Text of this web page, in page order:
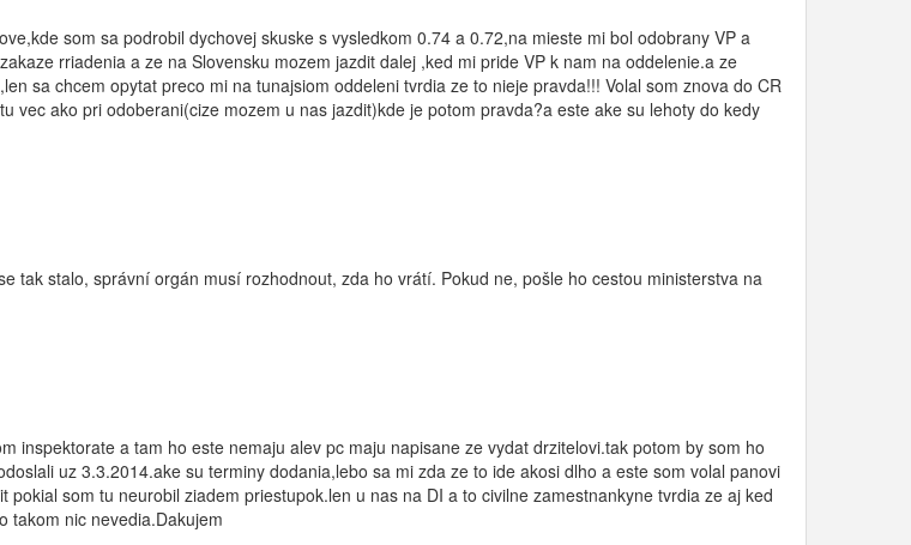
som sa podrobil dychovej skuske s vysledkom 0.74 a 0.72,na mieste mi bol odobrany VP a
rriadenia a ze na Slovensku mozem jazdit dalej ,ked mi pride VP k nam na oddelenie.a ze
sa chcem opytat preco mi na tunajsiom oddeleni tvrdia ze to nieje pravda!!! Volal som znova do CR
vec ako pri odoberani(cize mozem u nas jazdit)kde je potom pravda?a este ake su lehoty do kedy
tak stalo, správní orgán musí rozhodnout, zda ho vrátí. Pokud ne, pošle ho cestou ministerstva na
inspektorate a tam ho este nemaju alev pc maju napisane ze vydat drzitelovi.tak potom by som ho
uz 3.3.2014.ake su terminy dodania,lebo sa mi zda ze to ide akosi dlho a este som volal panovi
som tu neurobil ziadem priestupok.len u nas na DI a to civilne zamestnankyne tvrdia ze aj ked
takom nic nevedia.Dakujem